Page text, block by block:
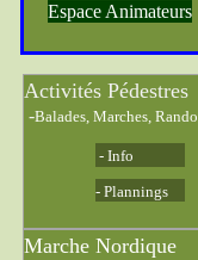
Marche Nordique
Activités Pédestres
-Balades, Marches, Rando
- Info
- Plannings
Espace Animateurs